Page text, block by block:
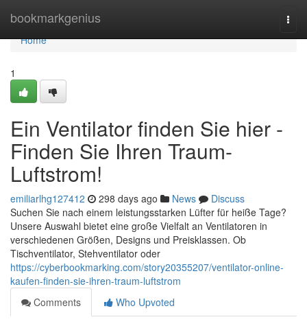
bookmarkgenius
Home
Home
1
Ein Ventilator finden Sie hier -
Finden Sie Ihren Traum-
Luftstrom!
emiliarlhg127412 298 days ago News
Discuss
Suchen Sie nach einem leistungsstarken Lüfter für heiße Tage?
Unsere Auswahl bietet eine große Vielfalt an Ventilatoren in
verschiedenen Größen, Designs und Preisklassen. Ob
Tischventilator, Stehventilator oder
https://cyberbookmarking.com/story20355207/ventilator-online-
kaufen-finden-sie-ihren-traum-luftstrom
Comments
Who Upvoted